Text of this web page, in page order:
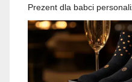
Prezent dla babci